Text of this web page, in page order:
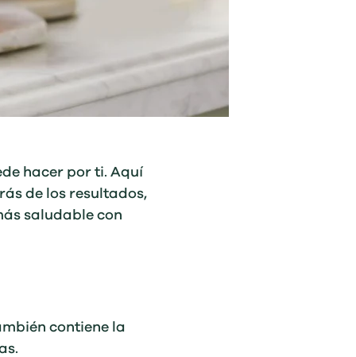
hacer por ti. Aquí
de los resultados,
saludable con
contiene la